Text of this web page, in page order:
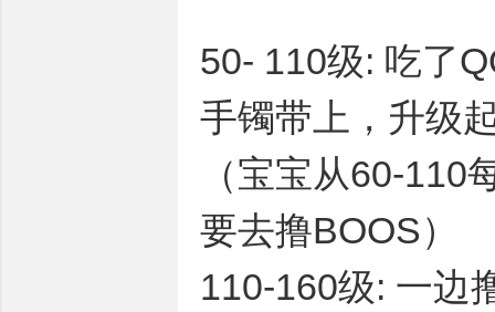
50- 110级: 吃了
手镯带上，升级
（宝宝从60-
要去撸BOOS）
110-160级: 一边